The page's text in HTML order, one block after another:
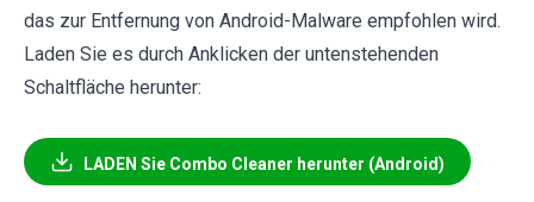
das zur Entfernung von Android-Malware empfohlen wird.
Laden Sie es durch Anklicken der untenstehenden
Schaltfläche herunter:
LADEN Sie Combo Cleaner herunter (Android)